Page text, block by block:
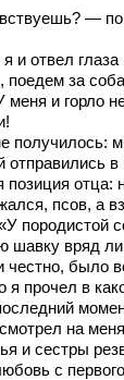
—
отвел глаза
за
и горло
отправились
отца:
псов, а
породистой
шавку вряд
было
прочел в
на
и сестры
с